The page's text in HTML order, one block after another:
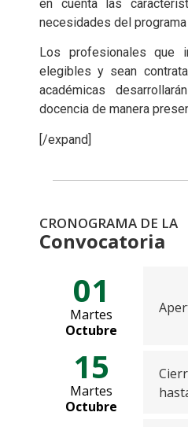
en cuenta las
necesidades del
Los profesionales que
elegibles y sean
académicas
docencia de manera
[/expand]
CRONOGRAMA DE LA
Convocatoria
01
Martes
Octubre
15
Martes
Octubre